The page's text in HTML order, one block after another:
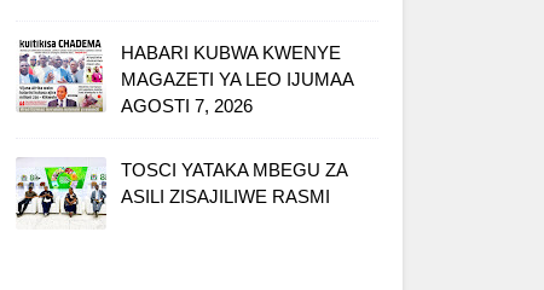
HABARI KUBWA KWENYE
MAGAZETI YA LEO IJUMAA
AGOSTI 7, 2026
TOSCI YATAKA MBEGU ZA
ASILI ZISAJILIWE RASMI